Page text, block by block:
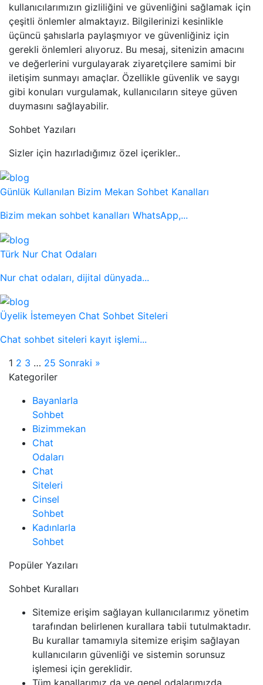
kullanıcılarımızın gizliliğini ve güvenliğini sağlamak için
çeşitli önlemler almaktayız. Bilgilerinizi kesinlikle
üçüncü şahıslarla paylaşmıyor ve güvenliğiniz için
gerekli önlemleri alıyoruz. Bu mesaj, sitenizin amacını
ve değerlerini vurgulayarak ziyaretçilere samimi bir
iletişim sunmayı amaçlar. Özellikle güvenlik ve saygı
gibi konuları vurgulamak, kullanıcıların siteye güven
duymasını sağlayabilir.
Sohbet Yazıları
Sizler için hazırladığımız özel içerikler..
Günlük Kullanılan Bizim Mekan Sohbet Kanalları
Bizim mekan sohbet kanalları WhatsApp,...
Türk Nur Chat Odaları
Nur chat odaları, dijital dünyada...
Üyelik İstemeyen Chat Sohbet Siteleri
Chat sohbet siteleri kayıt işlemi...
1 2 3 … 25 Sonraki »
Kategoriler
Bayanlarla
Sohbet
Bizimmekan
Chat
Odaları
Chat
Siteleri
Cinsel
Sohbet
Kadınlarla
Sohbet
Popüler Yazıları
Sohbet Kuralları
Sitemize erişim sağlayan kullanıcılarımız yönetim
tarafından belirlenen kurallara tabii tutulmaktadır.
Bu kurallar tamamıyla sitemize erişim sağlayan
kullanıcıların güvenliği ve sistemin sorunsuz
işlemesi için gereklidir.